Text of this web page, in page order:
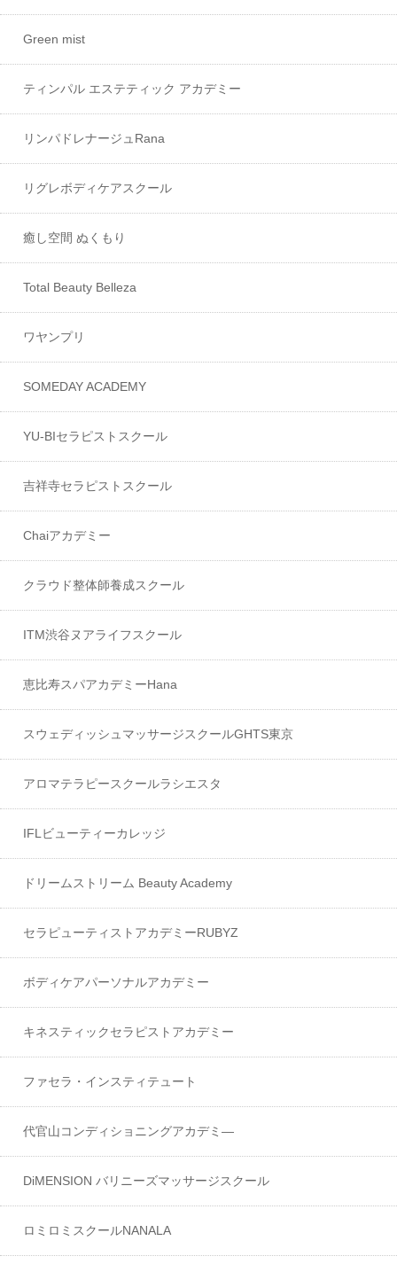
Green mist
ティンパル エステティック アカデミー
リンパドレナージュRana
リグレボディケアスクール
癒し空間 ぬくもり
Total Beauty Belleza
ワヤンプリ
SOMEDAY ACADEMY
YU-BIセラピストスクール
吉祥寺セラピストスクール
Chaiアカデミー
クラウド整体師養成スクール
ITM渋谷ヌアライフスクール
恵比寿スパアカデミーHana
スウェディッシュマッサージスクールGHTS東京
アロマテラピースクールラシエスタ
IFLビューティーカレッジ
ドリームストリーム Beauty Academy
セラピューティストアカデミーRUBYZ
ボディケアパーソナルアカデミー
キネスティックセラピストアカデミー
ファセラ・インスティテュート
代官山コンディショニングアカデミ―
DiMENSION バリニーズマッサージスクール
ロミロミスクールNANALA